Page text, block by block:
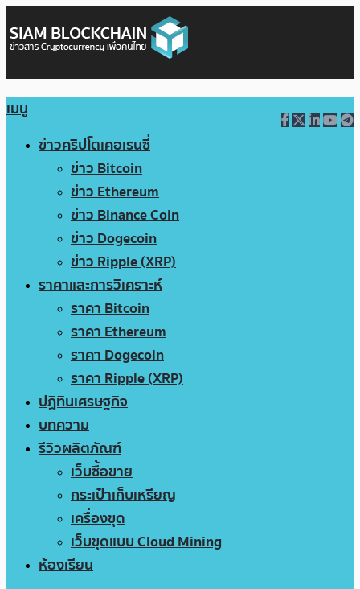
เมนู
ข่าวคริปโตเคอเรนซี่
ข่าว Bitcoin
ข่าว Ethereum
ข่าว Binance Coin
ข่าว Dogecoin
ข่าว Ripple (XRP)
ราคาและการวิเคราะห์
ราคา Bitcoin
ราคา Ethereum
ราคา Dogecoin
ราคา Ripple (XRP)
ปฏิทินเศรษฐกิจ
บทความ
รีวิวผลิตภัณฑ์
เว็บซื้อขาย
กระเป๋าเก็บเหรียญ
เครื่องขุด
เว็บขุดแบบ Cloud Mining
ห้องเรียน